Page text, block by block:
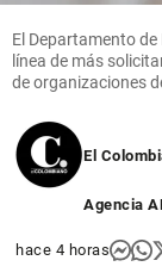
El Departamento
línea de más
de organizaciones
El
Agencia
hace 4 horas